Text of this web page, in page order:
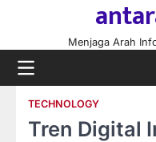
content
Menjaga Arah
TECHNOLOGY
Tren Digital